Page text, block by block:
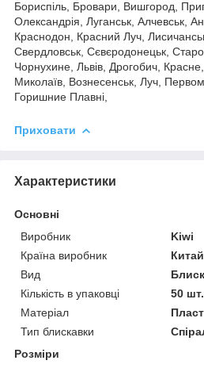
Бориспіль, Бровари, Вишгород,
Олександрія, Луганськ, Алчевськ,
Краснодон, Красний Луч,
Свердловськ, Сєвєродонецьк,
Чорнухине, Львів, Дрогобич,
Миколаїв, Вознесенськ, Луч,
Горишние Плавні,
Приховати
Характеристики
Основні
Виробник
Kiwi
Країна виробник
Китай
Вид
Кількість в упаковці
50 шт.
Матеріал
Тип блискавки
Розміри